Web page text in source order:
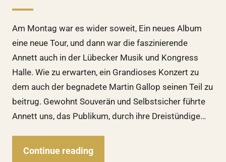
Am Montag war es wider soweit, Ein neues Album
eine neue Tour, und dann war die faszinierende
Annett auch in der Lübecker Musik und Kongress
Halle. Wie zu erwarten, ein Grandioses Konzert zu
dem auch der begnadete Martin Gallop seinen Teil zu
beitrug. Gewohnt Souverän und Selbstsicher führte
Annett uns, das Publikum, durch ihre Dreistündige…
Continue reading